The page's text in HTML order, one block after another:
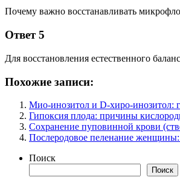
Почему важно восстанавливать
Ответ 5
Для восстановления естественного
Похожие записи:
Мио-инозитол и D-хиро-инозитол:
Гипоксия плода: причины
Сохранение пуповинной крови
Послеродовое пеленание
Поиск
Поиск